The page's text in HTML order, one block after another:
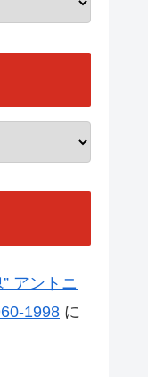
アントニ
1998 に